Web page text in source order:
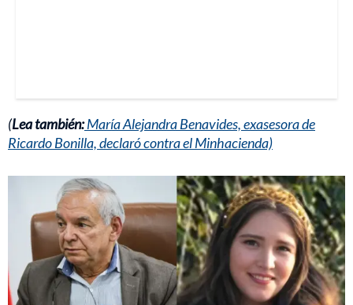
(Lea también:María Alejandra Benavides, exasesora de
Ricardo Bonilla, declaró contra el Minhacienda)